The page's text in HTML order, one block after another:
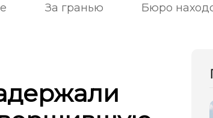
За гранью Бюро